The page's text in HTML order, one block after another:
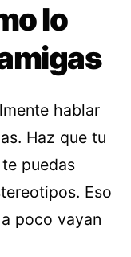
lo
hablar
Haz que tu
puedas
Eso
poco vayan